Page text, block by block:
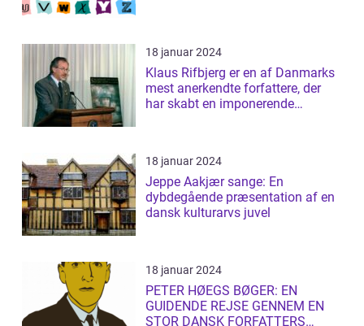
18 januar 2024
Klaus Rifbjerg er en af Danmarks
mest anerkendte forfattere, der
har skabt en imponerende
18 januar 2024
Jeppe Aakjær sange: En
dybdegående præsentation af en
dansk kulturarvs juvel
18 januar 2024
PETER HØEGS BØGER: EN
GUIDENDE REJSE GENNEM EN
STOR DANSK FORFATTERS